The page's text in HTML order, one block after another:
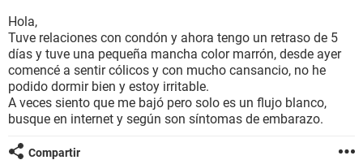
BIENESTAR
SEXUALIDAD
GLOSARIO
Hola,
Tuve relaciones con condón y ahora tengo un retraso de 5
días y tuve una pequeña mancha color marrón, desde ayer
comencé a sentir cólicos y con mucho cansancio, no he
podido dormir bien y estoy irritable.
A veces siento que me bajó pero solo es un flujo blanco,
busque en internet y según son síntomas de embarazo.
Compartir